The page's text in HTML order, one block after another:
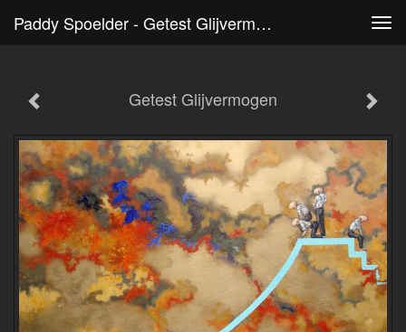
Paddy Spoelder - Getest Glijvermogen
Getest Glijvermogen